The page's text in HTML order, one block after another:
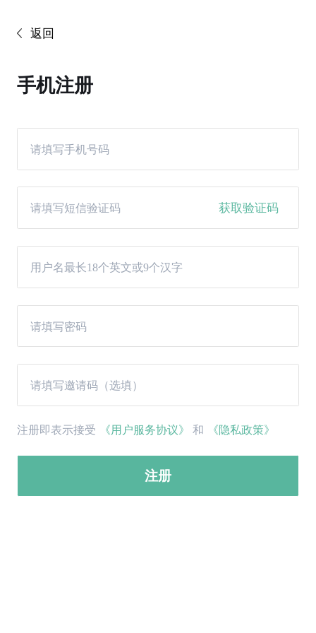
返回
手机注册
获取验证码
注册即表示接受 《用户服务协议》 和 《隐私政策》
注册